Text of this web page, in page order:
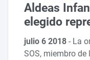
Aldeas
elegido
julio 6 2018- La
SOS, miembro